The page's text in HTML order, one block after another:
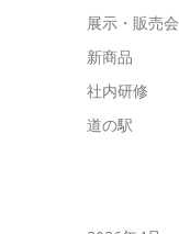
展示・販売会
新商品
社内研修
道の駅